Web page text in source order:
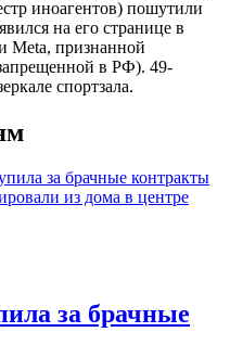
иноагентов) пошутили
на его странице в
Meta, признанной
в РФ). 49-
спортзала.
за брачные контракты
из дома в центре
за брачные